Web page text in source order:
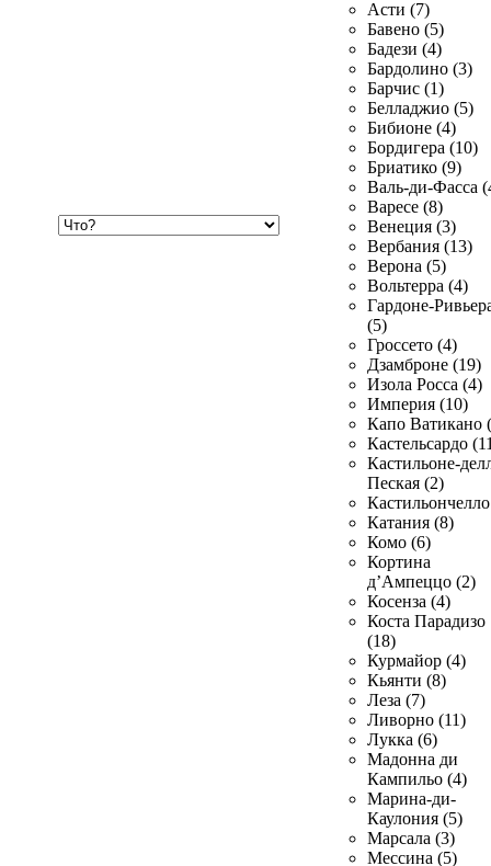
Асти (7)
Бавено (5)
Бадези (4)
Бардолино (3)
Барчис (1)
Белладжио (5)
Бибионе (4)
Бордигера (10)
Бриатико (9)
Валь-ди-Фасса
Варесе (8)
Венеция (3)
Вербания (13)
Верона (5)
Вольтерра (4)
Гардоне-
(5)
Гроссето (4)
Дзамброне (19)
Изола Росса (4)
Империя (10)
Капо Ватикано
Кастельсардо
Кастильоне-
Пеская (2)
Катания (8)
Комо (6)
Кортина
д’Ампеццо (2)
Косенза (4)
Коста Парадизо
(18)
Курмайор (4)
Кьянти (8)
Леза (7)
Ливорно (11)
Лукка (6)
Мадонна ди
Кампильо (4)
Марина-ди-
Каулония (5)
Марсала (3)
Мессина (5)